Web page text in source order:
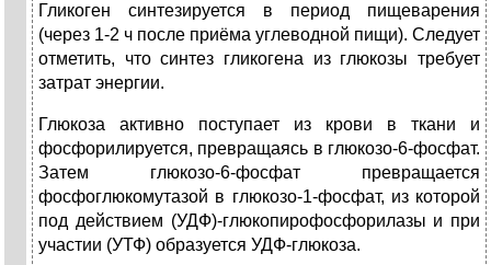
Гликоген синтезируется в период пищеварения
(через 1-2 ч после приёма углеводной пищи). Следует
отметить, что синтез гликогена из глюкозы требует
затрат энергии.
Глюкоза активно поступает из крови в ткани и
фосфорилируется, превращаясь в глюкозо-6-фосфат.
Затем глюкозо-6-фосфат превращается
фосфоглюкомутазой в глюкозо-1-фосфат, из которой
под действием (УДФ)-глюкопирофосфорилазы и при
участии (УТФ) образуется УДФ-глюкоза.